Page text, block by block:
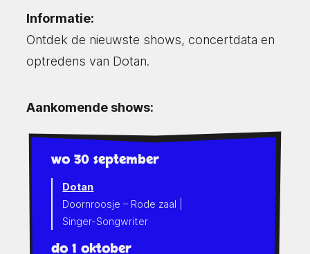
Informatie:
Ontdek de nieuwste shows, concertdata en
optredens van Dotan.
Aankomende shows:
wo 30 september
Dotan
Doornroosje – Rode zaal |
Singer-Songwriter
do 1 oktober